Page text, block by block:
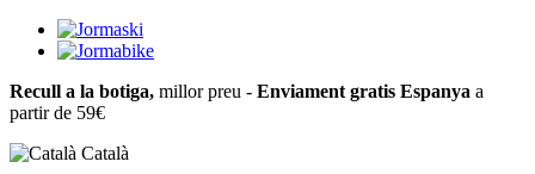
Recull a la botiga, millor preu - Enviament gratis Espanya a
partir de 59€
Català